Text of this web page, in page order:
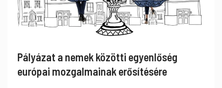
Pályázat a nemek közötti egyenlőség
európai mozgalmainak erősítésére